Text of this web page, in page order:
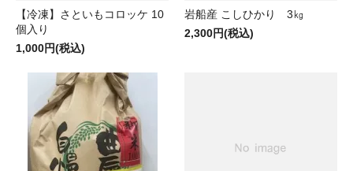
【冷凍】さといもコロッケ 10
個入り
1,000円(税込)
岩船産 こしひかり 3㎏
2,300円(税込)